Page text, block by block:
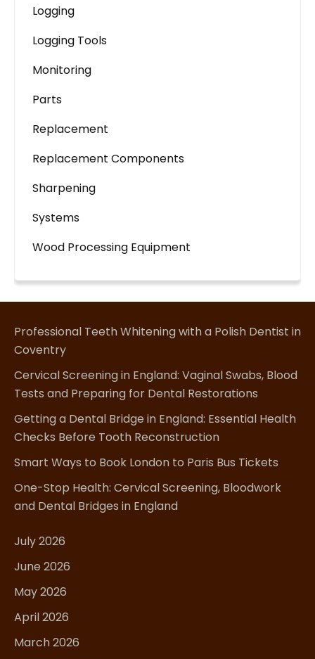
Logging
Logging Tools
Monitoring
Parts
Replacement
Replacement Components
Sharpening
Systems
Wood Processing Equipment
Professional Teeth Whitening with a Polish Dentist in
Coventry
Cervical Screening in England: Vaginal Swabs, Blood
Tests and Preparing for Dental Restorations
Getting a Dental Bridge in England: Essential Health
Checks Before Tooth Reconstruction
Smart Ways to Book London to Paris Bus Tickets
One-Stop Health: Cervical Screening, Bloodwork
and Dental Bridges in England
July 2026
June 2026
May 2026
April 2026
March 2026